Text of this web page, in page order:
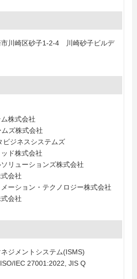
市川崎区砂子1-2-4 川崎砂子ビルデ
株式会社
ズ株式会社
ビジネスシステムズ
ド株式会社
リューションズ株式会社
会社
ーション・テクノロジー株式会社
会社
ジメントシステム(ISMS)
IEC 27001:2022, JIS Q